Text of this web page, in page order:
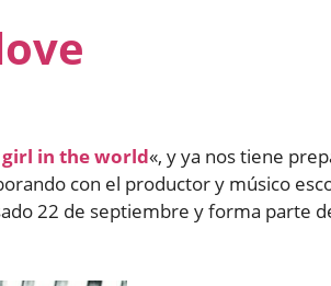
in the world«, y ya nos tiene
con el productor y músico
22 de septiembre y forma parte